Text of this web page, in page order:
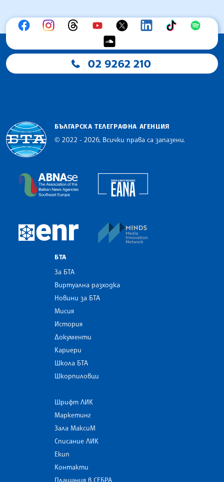
02 9262 210
БЪЛГАРСКА ТЕЛЕГРАФНА АГЕНЦИЯ
© 2022 - 2026, Всички права са запазени.
The Assocoation of the Balkan News Agencies
European Newsroom
БТА
За БТА
Виртуална разходка
Новини за БТА
Мисия
История
Документи
Кариери
Школа БТА
Шкорпиловци
Шрифт ЛИК
Маркетинг
Зала МаксиМ
Списание ЛИК
Екип
Контакти
Плащания в СЕБРА